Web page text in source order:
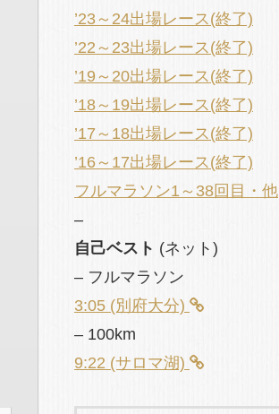
’23～24出場レース(終了)
’22～23出場レース(終了)
’19～20出場レース(終了)
’18～19出場レース(終了)
’17～18出場レース(終了)
’16～17出場レース(終了)
フルマラソン1～38回目・他
–
自己ベスト (ネット)
– フルマラソン
3:05 (別府大分)
– 100km
9:22 (サロマ湖)